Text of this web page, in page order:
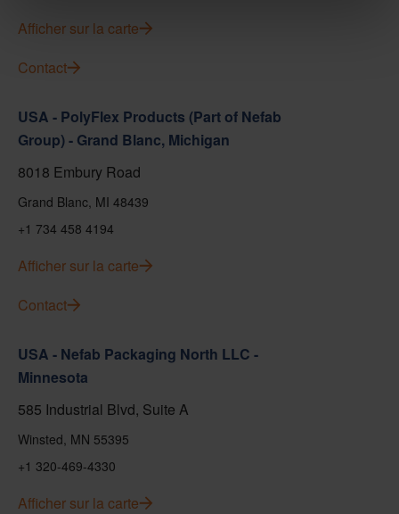
Afficher sur la carte
Contact
USA - PolyFlex Products (Part of Nefab
Group) - Grand Blanc, Michigan
8018 Embury Road
Grand Blanc, MI 48439
+1 734 458 4194
Afficher sur la carte
Contact
USA - Nefab Packaging North LLC -
Minnesota
585 Industrial Blvd, Suite A
Winsted, MN 55395
+1 320-469-4330
Afficher sur la carte